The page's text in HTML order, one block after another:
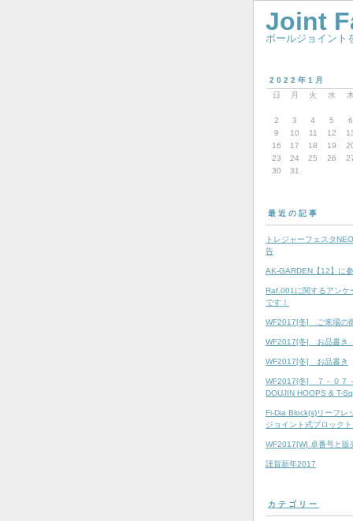
Joint
ボールジョイント
2022年1月
日
月 火 水
2 3 4 5
6
9
10 11 12
16
17 18 19
23
24 25 26
30
31
最近の記事
トレジャーフェスタ
告
AK-GARDEN【12】に
Raf.001に関するアンケ
です！
WF2017[冬] ご来場の
WF2017[冬] お品書き
WF2017[冬] お品書き
WF2017[冬] ７－０
DOUJIN HOOPS & T-
Fi-Dia Block(s)リーフレ
ジョイント式ブロック
WF2017[W] 卓番号と販
謹賀新年2017
カテゴリー